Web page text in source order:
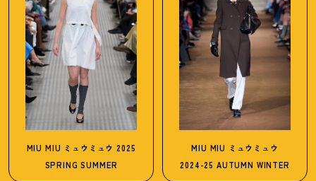
MIU MIU ミュウミュウ 2025
SPRING SUMMER
MIU MIU ミュウミュウ
2024-25 AUTUMN WINTER